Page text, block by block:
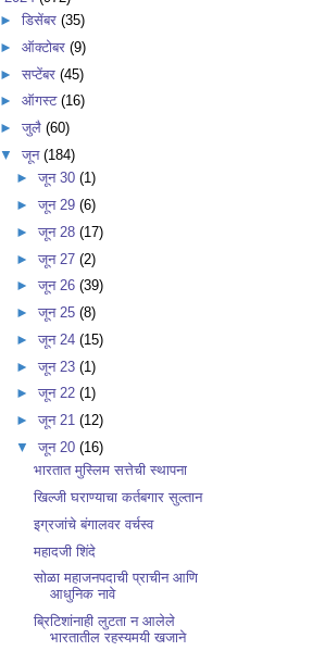
► डिसेंबर (35)
► ऑक्टोबर (9)
► सप्टेंबर (45)
► ऑगस्ट (16)
► जुलै (60)
▼ जून (184)
►जून 30(1)
►जून 29(6)
►जून 28(17)
►जून 27(2)
►जून 26(39)
►जून 25(8)
►जून 24(15)
►जून 23(1)
►जून 22(1)
►जून 21(12)
▼जून 20(16)
भारतात मुस्लिम सत्तेची स्थापना
खिल्जी घराण्याचा कर्तबगार सुल्तान
इग्रजांचे बंगालवर वर्चस्व
महादजी शिंदे
सोळा महाजनपदाची प्राचीन आणि
आधुनिक नावे
ब्रिटिशांनाही लुटता न आलेले
भारतातील रहस्यमयी खजाने